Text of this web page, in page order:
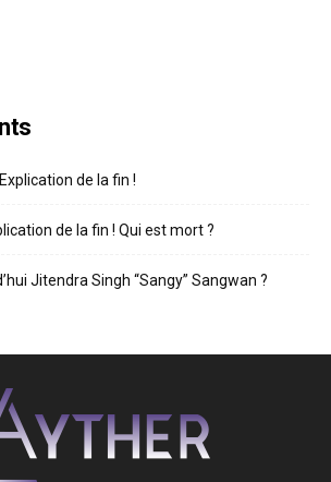
de la fin !
de la fin ! Qui est mort ?
Jitendra Singh “Sangy” Sangwan ?